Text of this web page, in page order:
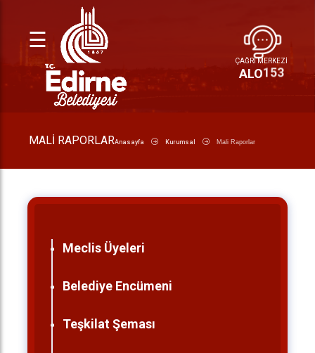
☰
ÇAĞRI MERKEZİ
ALO153
MALI RAPORLARAnasayfa Kurumsal Mali Raporlar
Meclis Üyeleri
Belediye Encümeni
Teşkilat Şeması